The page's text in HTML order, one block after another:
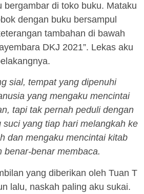
bergambar di toko buku. Mataku
dengan buku bersampul
tambahan di bawah
DKJ 2021”. Lekas aku
sial, tempat yang dipenuhi
yang mengaku mencintai
tapi tak pernah peduli dengan
suci yang tiap hari melangkah ke
dan mengaku mencintai kitab
benar-benar membaca.
yang diberikan oleh Tuan T
lalu, naskah paling aku sukai.